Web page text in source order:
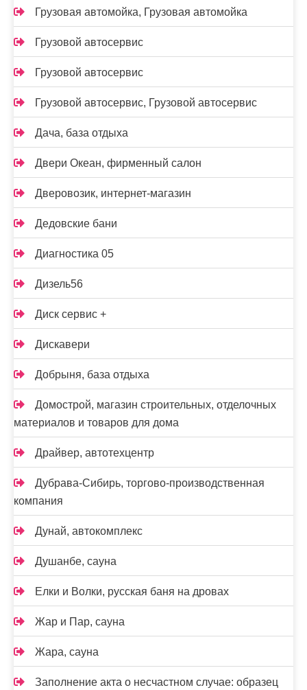
Грузовая автомойка, Грузовая автомойка
Грузовой автосервис
Грузовой автосервис
Грузовой автосервис, Грузовой автосервис
Дача, база отдыха
Двери Океан, фирменный салон
Дверовозик, интернет-магазин
Дедовские бани
Диагностика 05
Дизель56
Диск сервис +
Дискавери
Добрыня, база отдыха
Домострой, магазин строительных, отделочных
материалов и товаров для дома
Драйвер, автотехцентр
Дубрава-Сибирь, торгово-производственная
компания
Дунай, автокомплекс
Душанбе, сауна
Елки и Волки, русская баня на дровах
Жар и Пар, сауна
Жара, сауна
Заполнение акта о несчастном случае: образец